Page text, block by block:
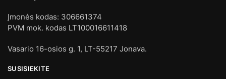
Įmonės kodas: 306661374
PVM mok. kodas LT100016611418
Vasario 16-osios g. 1, LT-55217 Jonava.
SUSISIEKITE